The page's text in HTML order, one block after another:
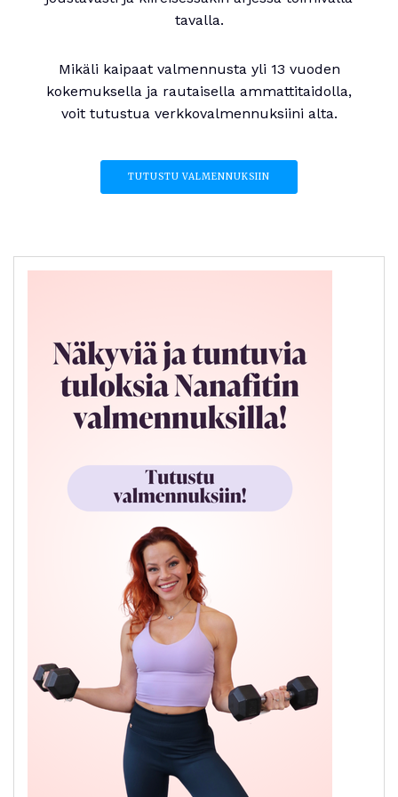
tavalla.
Mikäli kaipaat valmennusta yli 13 vuoden
kokemuksella ja rautaisella ammattitaidolla,
voit tutustua verkkovalmennuksiini alta.
TUTUSTU VALMENNUKSIIN